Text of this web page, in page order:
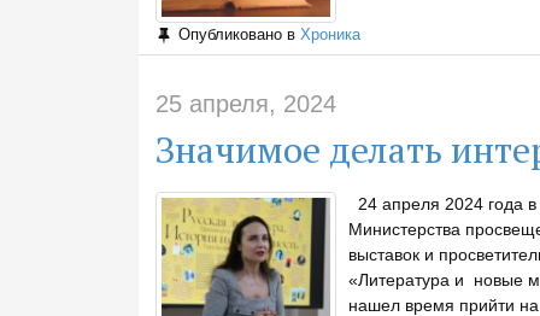
Опубликовано в Хроника
25 апреля, 2024
Значимое делать
24 апреля 2024 года в
Министерства
выставок и
«Литература и новые
нашел время прийти